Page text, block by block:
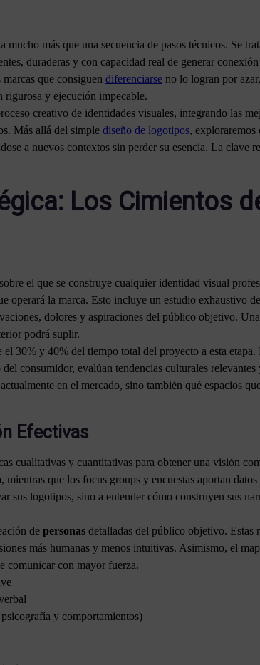
más que una secuencia de pasos técnicos. Se
duraderas y con capacidad real de generar
que consiguen diferenciarse no lo logran por
y ejecución impecable.
creativo de identidades visuales, integrando las
Más allá del simple diseño de logotipos, exploraremos
a nuevos contextos sin perder su esencia. La clave
Los Cimientos
el que se construye cualquier identidad visual
operará la marca. Esto incluye un estudio exhaustivo
dolores y aspiraciones del público objetivo.
podrá suplir.
el 30% y 40% del tiempo total del proyecto a esta
consumidor, evalúan tendencias culturales
en el mercado, sino también qué espacios
Efectivas
cualitativas y cuantitativas para obtener una visión
mientras que los focus groups y encuestas aportan
sus logotipos, sino a entender cómo construyen sus
de personas detalladas del público objetivo. Estas
más humanas y menos intuitivas. Asimismo, el
comunicar con mayor fuerza.
y comportamientos)